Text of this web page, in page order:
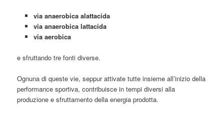
via anaerobica alattacida
via anaerobica lattacida
via aerobica
e sfruttando tre fonti diverse.
Ognuna di queste vie, seppur attivate tutte insieme all’inizio della
performance sportiva, contribuisce in tempi diversi alla
produzione e sfruttamento della energia prodotta.